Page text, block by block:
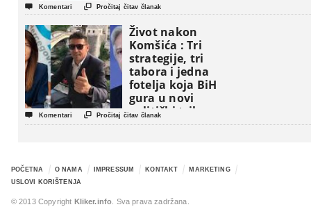
 Komentari  Pročitaj čitav članak
Život nakon
Komšića : Tri
strategije, tri
tabora i jedna
fotelja koja BiH
gura u novi
politički triler
 Komentari  Pročitaj čitav članak
POČETNA O NAMA IMPRESSUM KONTAKT
MARKETING
USLOVI KORIŠTENJA
© 2013 Copyright Kliker.info . Sva prava zadržana.